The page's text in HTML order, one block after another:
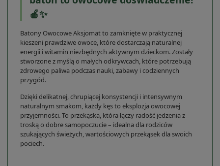
🍎✨
Batony Owocowe Aksjomat to zamknięte w praktycznej
kieszeni prawdziwe owoce, które dostarczają naturalnej
energii i witamin niezbędnych aktywnym dzieckom. Zostały
stworzone z myślą o małych odkrywcach, które potrzebują
zdrowego paliwa podczas nauki, zabawy i codziennych
przygód.
Dzięki delikatnej, chrupiącej konsystencji i intensywnym
naturalnym smakom, każdy kęs to eksplozja owocowej
przyjemności. To przekąska, która łączy radość jedzenia z
troską o dobre samopoczucie – idealna dla rodziców
szukających świeżych, wartościowych przekąsek dla swoich
pociech.